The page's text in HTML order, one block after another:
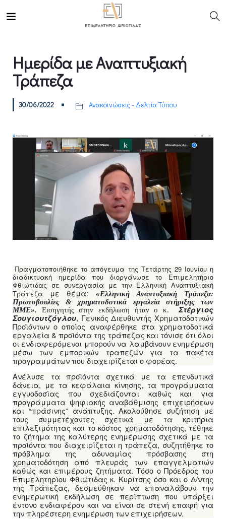
Ημερίδα με Αναπτυξιακή
Τράπεζα
30/06/2022 Ανακοινώσεις - Δελτία Τύπου
Πραγματοποιήθηκε το απόγευμα της Τετάρτης 29 Ιουνίου η
διαδικτυακή ημερίδα που διοργάνωσε το Επιμελητήριο
Φθιώτιδας σε συνεργασία με την Ελληνική Αναπτυξιακή
Τράπεζα με θέμα:
«Ελληνική Αναπτυξιακή Τράπεζα:
Πρωτοβουλίες & χρηματοδοτικά εργαλεία στήριξης των
ΜΜΕ». Εισηγητής στην εκδήλωση ήταν ο κ.
Στέργιος
Σουγιουτζόγλου, Γενικός Διευθυντής Χρηματοδοτικών
Προϊόντων ο οποίος αναφέρθηκε στα χρηματοδοτικά
εργαλεία & προϊόντα της τράπεζας και τόνισε ότι όλοι
οι ενδιαφερόμενοι μπορούν να λαμβάνουν ενημέρωση
μέσω των εμπορικών τραπεζών για τα πακέτα
προγραμμάτων που διαχειρίζεται ο φορέας.
Ανέλυσε τα προϊόντα σχετικά με τα επενδυτικά
δάνεια, με τα κεφάλαια κίνησης, τα προγράμματα
εγγυοδοσίας που σχεδιάζονται καθώς και για
προγράμματα ψηφιακής αναβάθμισης επιχειρήσεων
και “πράσινης” ανάπτυξης. Ακολούθησε συζήτηση με
τους συμμετέχοντες σχετικά με τα κριτήρια
επιλεξιμότητας και το κόστος χρηματοδότησης, τέθηκε
το ζήτημα της καλύτερης ενημέρωσης σχετικά με τα
προϊόντα που διαχειρίζεται η τράπεζα, συζητήθηκε το
πρόβλημα της αδυναμίας πρόσβασης στη
χρηματοδότηση από πλευράς των επαγγελματιών
καθώς και επιμέρους ζητήματα. Τόσο ο Πρόεδρος του
Επιμελητηρίου Φθιώτιδας κ. Κυρίτσης όσο και ο Δ/ντης
της Τράπεζας, δεσμεύθηκαν να επαναλάβουν την
ενημερωτική εκδήλωση σε περίπτωση που υπάρξει
έντονο ενδιαφέρον και να είναι σε στενή επαφή για
την πληρέστερη ενημέρωση των επιχειρήσεων.